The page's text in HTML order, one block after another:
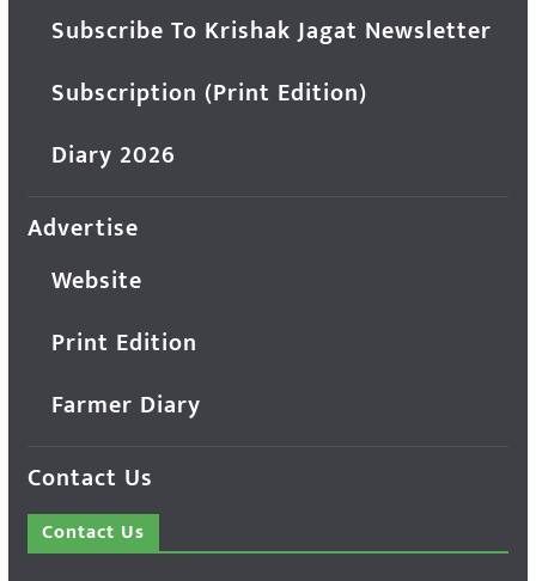
Subscribe To Krishak Jagat Newsletter
Subscription (Print Edition)
Diary 2026
Advertise
Website
Print Edition
Farmer Diary
Contact Us
Contact Us